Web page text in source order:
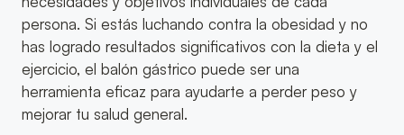
persona. Si estás luchando contra la obesidad y no
has logrado resultados significativos con la dieta y el
ejercicio, el balón gástrico puede ser una
herramienta eficaz para ayudarte a perder peso y
mejorar tu salud general.